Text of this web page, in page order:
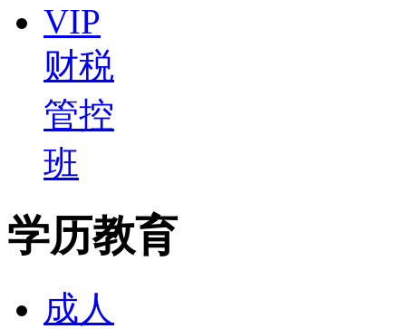
VIP
财税
管控
班
学历教育
成人